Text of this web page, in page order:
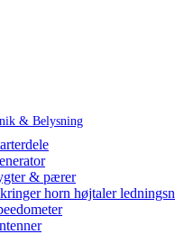
& Belysning
& pærer
horn højtaler